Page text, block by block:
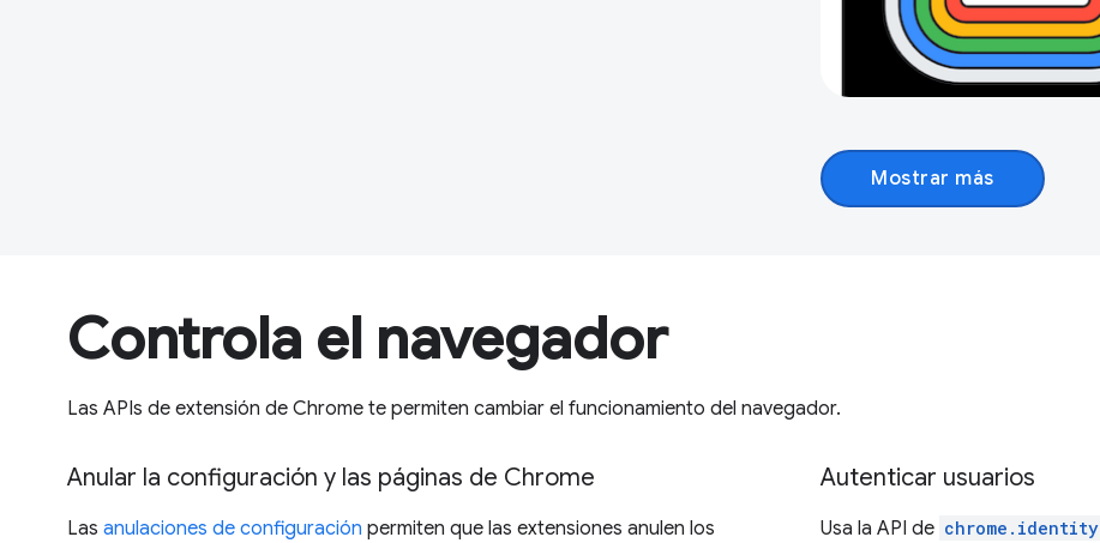
Mostrar más
Controla el navegador
Las APIs de extensión de Chrome te permiten cambiar el funcionamiento del navegador.
Anular la configuración y las páginas de Chrome
Las anulaciones de configuración permiten que las extensiones anulen los
Autenticar usuarios
Usa la API de chrome.identity